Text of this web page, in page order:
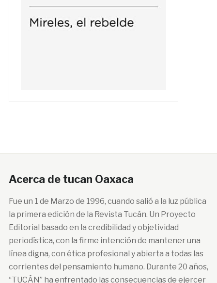
Acerca de tucan Oaxaca
Fue un 1 de Marzo de 1996, cuando salió a la luz pública
la primera edición de la Revista Tucán. Un Proyecto
Editorial basado en la credibilidad y objetividad
periodística, con la firme intención de mantener una
línea digna, con ética profesional y abierta a todas las
corrientes del pensamiento humano. Durante 20 años,
“TUCÁN” ha enfrentado las consecuencias de ejercer